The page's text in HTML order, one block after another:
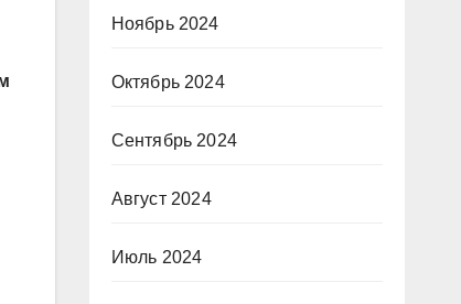
Ноябрь 2024
Октябрь 2024
Сентябрь 2024
Август 2024
Июль 2024